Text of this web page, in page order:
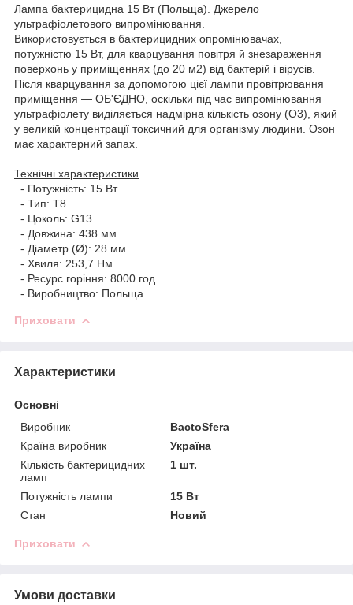
Лампа бактерицидна 15 Вт (Польща). Джерело
ультрафіолетового випромінювання.
Використовується в бактерицидних опромінювачах,
потужністю 15 Вт, для кварцування повітря й знезараження
поверхонь у приміщеннях (до 20 м2) від бактерій і вірусів.
Після кварцування за допомогою цієї лампи провітрювання
приміщення — ОБ'ЄДНО, оскільки під час випромінювання
ультрафіолету виділяється надмірна кількість озону (О3), який
у великій концентрації токсичний для організму людини. Озон
має характерний запах.
Технічні характеристики
- Потужність: 15 Вт
- Тип: Т8
- Цоколь: G13
- Довжина: 438 мм
- Діаметр (Ø): 28 мм
- Хвиля: 253,7 Нм
- Ресурс горіння: 8000 год.
- Виробництво: Польща.
Приховати
Характеристики
Основні
Виробник
BactoSfera
Країна виробник
Україна
Кількість бактерицидних
ламп
1 шт.
Потужність лампи
15 Вт
Стан
Новий
Приховати
Умови доставки